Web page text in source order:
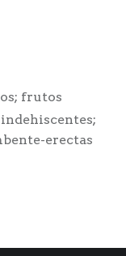
frutos
erectas